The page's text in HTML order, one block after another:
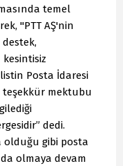
temel
"PTT AŞ'nin
Posta İdaresi
teşekkür mektubu
dedi.
olduğu gibi posta
olmaya devam